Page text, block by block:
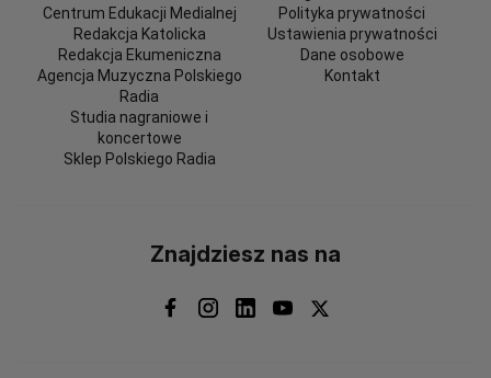
Centrum Edukacji Medialnej
Redakcja Katolicka
Redakcja Ekumeniczna
Agencja Muzyczna Polskiego
Radia
Studia nagraniowe i
koncertowe
Sklep Polskiego Radia
Polityka prywatności
Ustawienia prywatności
Dane osobowe
Kontakt
Znajdziesz nas na